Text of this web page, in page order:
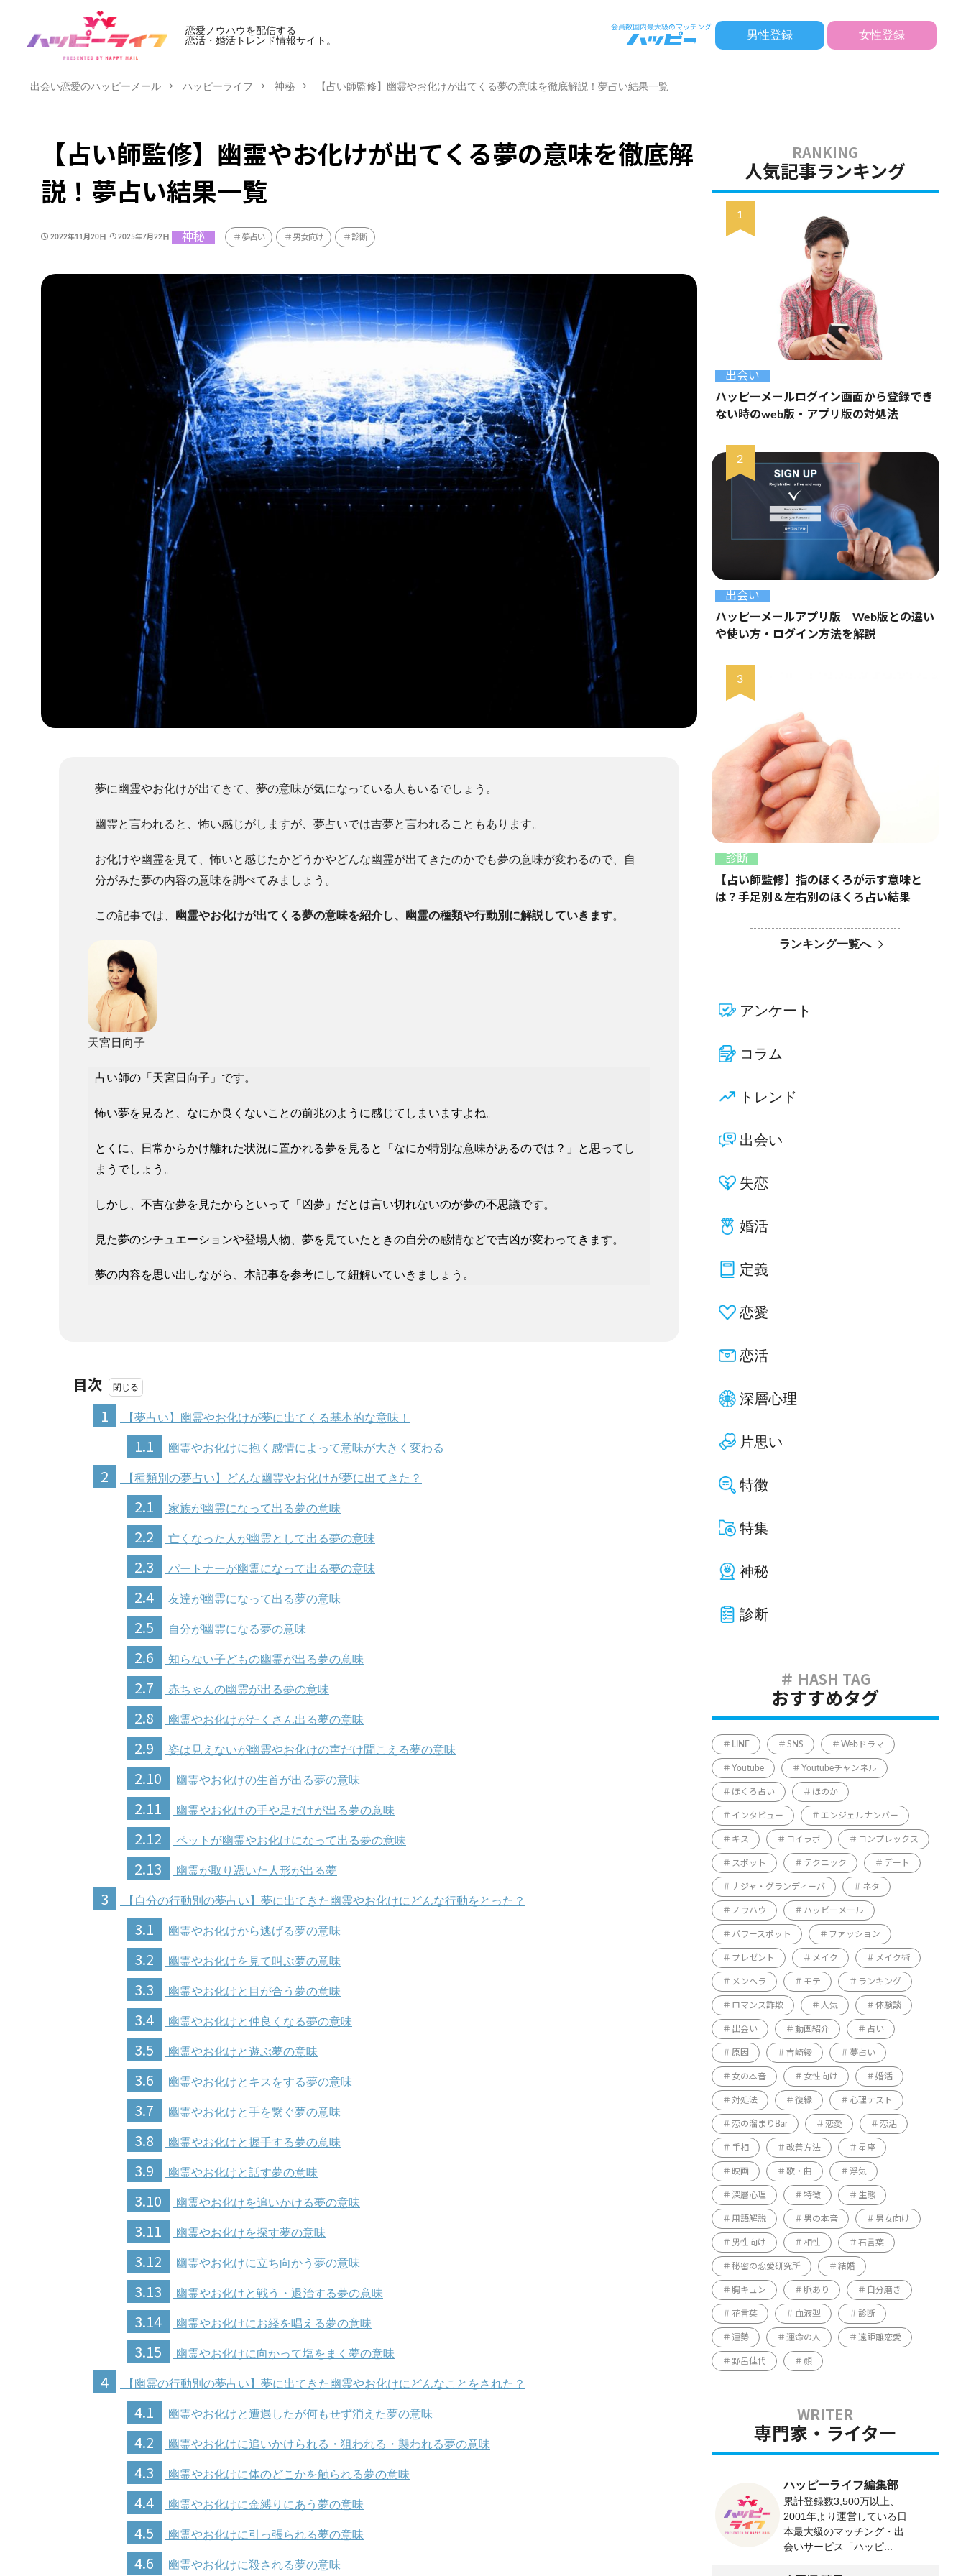
恋愛ノウハウを配信する
恋活・婚活トレンド情報サイト。
男性登録 女性登録
出会い恋愛のハッピーメール ハッピーライフ 神秘 【占い師監修】幽霊やお化けが出てくる夢の意味を徹底解説！夢占い結果一覧
【占い師監修】幽霊やお化けが出てくる夢の意味を徹底解
説！夢占い結果一覧
2022年11月20日 2025年7月22日 神秘 夢占い 男女向け 診断
夢に幽霊やお化けが出てきて、夢の意味が気になっている人もいるでしょう。
幽霊と言われると、怖い感じがしますが、夢占いでは吉夢と言われることもあります。
お化けや幽霊を見て、怖いと感じたかどうかやどんな幽霊が出てきたのかでも夢の意味が変わるので、自
分がみた夢の内容の意味を調べてみましょう。
この記事では、 幽霊やお化けが出てくる夢の意味を紹介し、幽霊の種類や行動別に解説していきます。
天宮日向子
占い師の「天宮日向子」です。
怖い夢を見ると、なにか良くないことの前兆のように感じてしまいますよね。
とくに、日常からかけ離れた状況に置かれる夢を見ると「なにか特別な意味があるのでは？」と思ってし
まうでしょう。
しかし、不吉な夢を見たからといって「凶夢」だとは言い切れないのが夢の不思議です。
見た夢のシチュエーションや登場人物、夢を見ていたときの自分の感情などで吉凶が変わってきます。
夢の内容を思い出しながら、本記事を参考にして紐解いていきましょう。
目次
1
【夢占い】幽霊やお化けが夢に出てくる基本的な意味！
1.1 幽霊やお化けに抱く感情によって意味が大きく変わる
2 【種類別の夢占い】どんな幽霊やお化けが夢に出てきた？
2.1 家族が幽霊になって出る夢の意味
2.2 亡くなった人が幽霊として出る夢の意味
2.3 パートナーが幽霊になって出る夢の意味
2.4 友達が幽霊になって出る夢の意味
2.5 自分が幽霊になる夢の意味
2.6 知らない子どもの幽霊が出る夢の意味
2.7 赤ちゃんの幽霊が出る夢の意味
2.8 幽霊やお化けがたくさん出る夢の意味
2.9 姿は見えないが幽霊やお化けの声だけ聞こえる夢の意味
2.10 幽霊やお化けの生首が出る夢の意味
2.11 幽霊やお化けの手や足だけが出る夢の意味
2.12 ペットが幽霊やお化けになって出る夢の意味
2.13 幽霊が取り憑いた人形が出る夢
3 【自分の行動別の夢占い】夢に出てきた幽霊やお化けにどんな行動をとった？
3.1 幽霊やお化けから逃げる夢の意味
3.2 幽霊やお化けを見て叫ぶ夢の意味
3.3 幽霊やお化けと目が合う夢の意味
3.4 幽霊やお化けと仲良くなる夢の意味
3.5 幽霊やお化けと遊ぶ夢の意味
3.6 幽霊やお化けとキスをする夢の意味
3.7 幽霊やお化けと手を繋ぐ夢の意味
3.8 幽霊やお化けと握手する夢の意味
3.9 幽霊やお化けと話す夢の意味
3.10 幽霊やお化けを追いかける夢の意味
3.11 幽霊やお化けを探す夢の意味
3.12 幽霊やお化けに立ち向かう夢の意味
3.13 幽霊やお化けと戦う・退治する夢の意味
3.14 幽霊やお化けにお経を唱える夢の意味
3.15 幽霊やお化けに向かって塩をまく夢の意味
4 【幽霊の行動別の夢占い】夢に出てきた幽霊やお化けにどんなことをされた？
4.1 幽霊やお化けと遭遇したが何もせず消えた夢の意味
4.2 幽霊やお化けに追いかけられる・狙われる・襲われる夢の意味
4.3 幽霊やお化けに体のどこかを触られる夢の意味
4.4 幽霊やお化けに金縛りにあう夢の意味
4.5 幽霊やお化けに引っ張られる夢の意味
4.6 幽霊やお化けに殺される夢の意味
人気記事ランキング
出会い
ハッピーメールログイン画面から登録でき
ない時のweb版・アプリ版の対処法
出会い
ハッピーメールアプリ版｜Web版との違い
や使い方・ログイン方法を解説
診断
【占い師監修】指のほくろが示す意味と
は？手足別＆左右別のほくろ占い結果
ランキング一覧へ
アンケート
コラム
トレンド
出会い
失恋
婚活
定義
恋愛
恋活
深層心理
片思い
特徴
特集
神秘
診断
おすすめタグ
LINE SNS Webドラマ
Youtube Youtubeチャンネル
ほくろ占い ほのか
インタビュー エンジェルナンバー
キス コイラボ コンプレックス
スポット テクニック デート
ナジャ・グランディーバ ネタ
ノウハウ ハッピーメール
パワースポット ファッション
プレゼント メイク メイク術
メンヘラ モテ ランキング
ロマンス詐欺 人気 体験談
出会い 動画紹介 占い
原因 吉崎綾 夢占い
女の本音 女性向け 婚活
対処法 復縁 心理テスト
恋の溜まりBar 恋愛 恋活
手相 改善方法 星座
映画 歌・曲 浮気
深層心理 特徴 生態
用語解説 男の本音 男女向け
男性向け 相性 石言葉
秘密の恋愛研究所 結婚
胸キュン 脈あり 自分磨き
花言葉 血液型 診断
運勢 運命の人 遠距離恋愛
野呂佳代 顔
専門家・ライター
ハッピーライフ編集部
累計登録数3,500万以上、
2001年より運営している日
本最大級のマッチング・出
会いサービス「ハッピ...